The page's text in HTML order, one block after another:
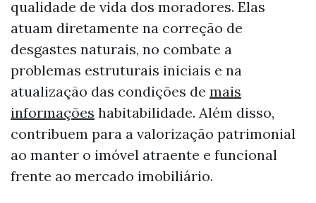
qualidade de vida dos moradores. Elas
atuam diretamente na correção de
desgastes naturais, no combate a
problemas estruturais iniciais e na
atualização das condições de mais
informações habitabilidade. Além disso,
contribuem para a valorização patrimonial
ao manter o imóvel atraente e funcional
frente ao mercado imobiliário.